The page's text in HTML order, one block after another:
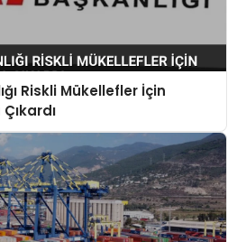
Riskli Mükellefler İçin